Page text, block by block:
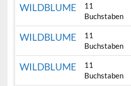
WILDBLUME
11
Buchstaben
WILDBLUME
11
Buchstaben
WILDBLUME
11
Buchstaben